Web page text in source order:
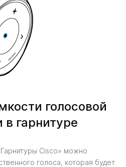
голосовой
в гарнитуре
Cisco» можно
голоса, которая будет